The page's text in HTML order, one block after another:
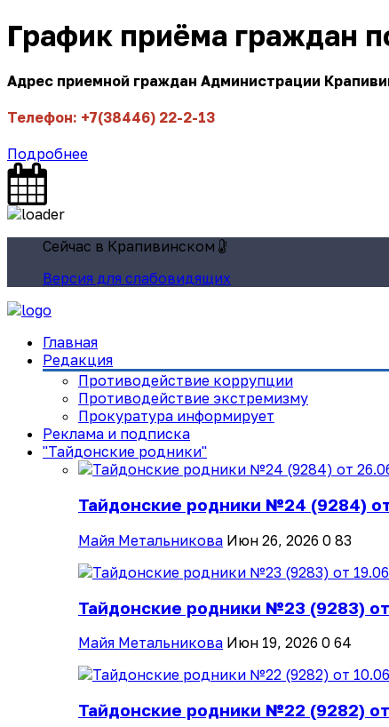
График приёма граждан
Адрес приемной граждан Администрации
Телефон: +7(38446) 22-2-13
Подробнее
Сейчас в Крапивинском
Версия для слабовидящих
Главная
Редакция
Противодействие коррупции
Противодействие экстремизму
Прокуратура информирует
Реклама и подписка
"Тайдонские родники"
Тайдонские родники №24 (9284)
Майя Метальникова Июн 26, 2026 0 83
Тайдонские родники №23 (9283)
Майя Метальникова Июн 19, 2026 0 64
Тайдонские родники №22 (9282)